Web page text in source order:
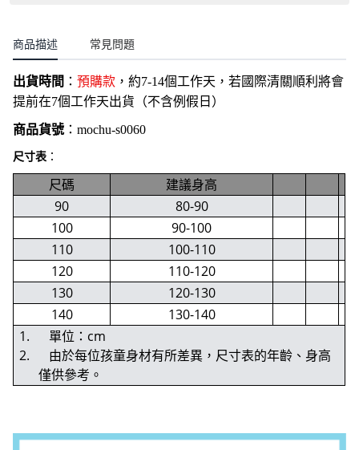
商品描述 常見問題
出貨時間 ： 預購款 ，約7-14個工作天，若國際清關順利將會
提前在7個工作天出貨（不含例假日）
商品貨號： mochu-s0060
尺寸表 ：
尺碼
建議身高
90
80-90
100
90-100
110
100-110
120
110-120
130
120-130
140
130-140
1. 單位：cm
2. 由於每位孩童身材有所差異，尺寸表的年齡、身高
僅供參考。